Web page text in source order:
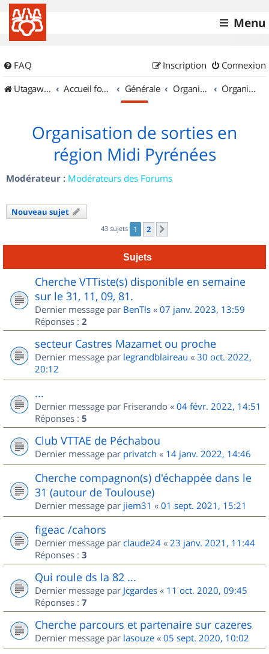
Menu
FAQ Connexion
Inscription
UtagawaVTT (Randos VTT et VTTAE avec traces GPS)
Accueil forum Générale Organisation de sorties & Recherche de partenaires Organisation de sorties en région Midi Pyrénées
Organisation de sorties en
région Midi Pyrénées
Modérateur : Modérateurs des Forums
Nouveau sujet
43 sujets 1 2
Sujets
Cherche VTTiste(s) disponible en semaine
sur le 31, 11, 09, 81.
Dernier message par BenTls « 07 janv. 2023, 13:59
Réponses : 2
secteur Castres Mazamet ou proche
Dernier message par legrandblaireau « 30 oct. 2022,
20:12
...
Dernier message par Friserando « 04 févr. 2022, 14:51
Réponses : 5
Club VTTAE de Péchabou
Dernier message par privatch « 14 janv. 2022, 14:46
Cherche compagnon(s) d'échappée dans le
31 (autour de Toulouse)
Dernier message par jiem31 « 01 sept. 2021, 15:21
figeac /cahors
Dernier message par claude24 « 23 janv. 2021, 11:44
Réponses : 3
Qui roule ds la 82 ...
Dernier message par Jcgardes « 11 oct. 2020, 09:45
Réponses : 7
Cherche parcours et partenaire sur cazeres
Dernier message par lasouze « 05 sept. 2020, 10:02